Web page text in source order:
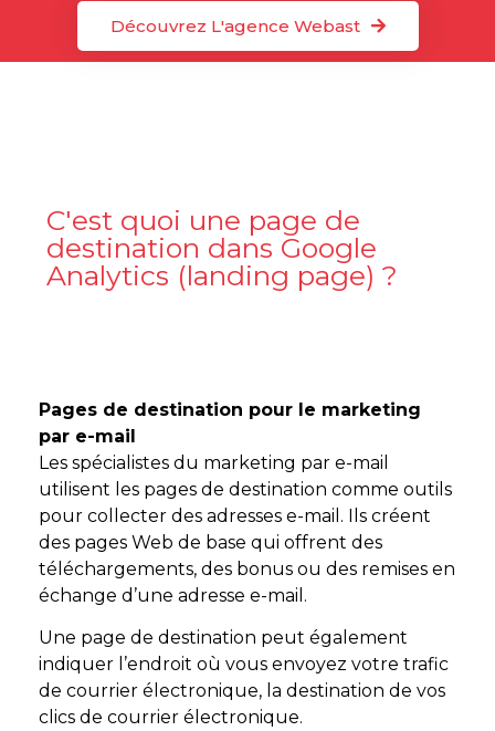
Découvrez L'agence Webast
C'est quoi une page de
destination dans Google
Analytics (landing page) ?
Pages de destination pour le marketing
par e-mail
Les spécialistes du marketing par e-mail
utilisent les pages de destination comme outils
pour collecter des adresses e-mail. Ils créent
des pages Web de base qui offrent des
téléchargements, des bonus ou des remises en
échange d’une adresse e-mail.
Une page de destination peut également
indiquer l’endroit où vous envoyez votre trafic
de courrier électronique, la destination de vos
clics de courrier électronique.